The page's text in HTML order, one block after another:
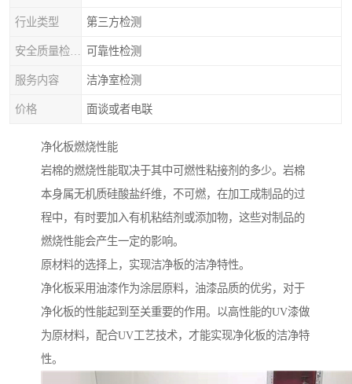
行业类型 第三方检测
可靠性检测
服务内容 洁净室检测
价格 面谈或者电联
净化板燃烧性能
岩棉的燃烧性能取决于其中可燃性粘接剂的多少。岩棉
本身属无机质硅酸盐纤维，不可燃，在加工成制品的过
程中，有时要加入有机粘结剂或添加物，这些对制品的
燃烧性能会产生一定的影响。
原材料的选择上，实现洁净板的洁净特性。
净化板采用油漆作为涂层原料，油漆品质的优劣，对于
净化板的性能起到至关重要的作用。以高性能的UV漆做
为原材料，配合UV工艺技术，才能实现净化板的洁净特
性。